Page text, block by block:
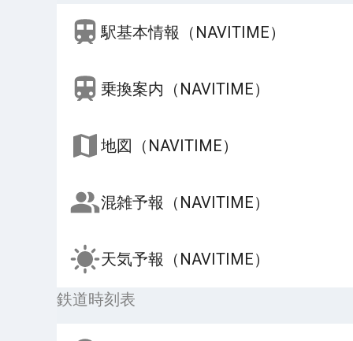
駅基本情報（NAVITIME）
乗換案内（NAVITIME）
地図（NAVITIME）
混雑予報（NAVITIME）
天気予報（NAVITIME）
鉄道時刻表